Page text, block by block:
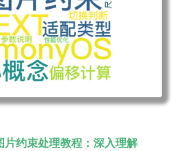
约束处理教程：深入理解